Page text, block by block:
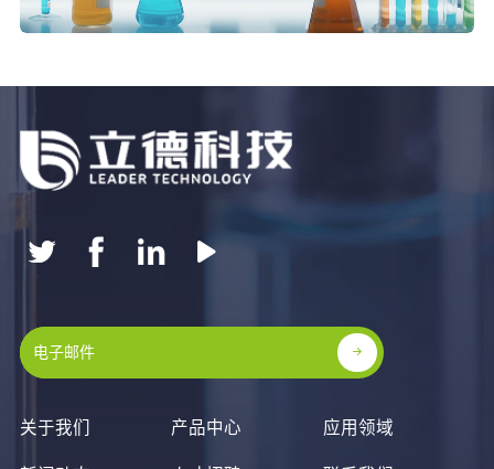
关于我们 产品中心 应用领域